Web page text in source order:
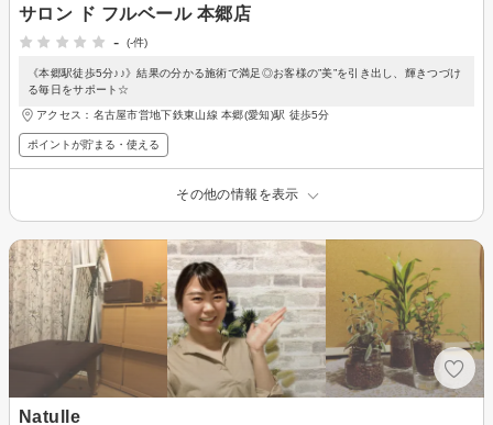
サロン ド フルベール 本郷店
-
(-件)
《本郷駅徒歩5分♪♪》結果の分かる施術で満足◎お客様の”美”を引き出し、輝きつづけ
る毎日をサポート☆
アクセス：名古屋市営地下鉄東山線 本郷(愛知)駅 徒歩5分
ポイントが貯まる・使える
その他の情報を表示
Natulle